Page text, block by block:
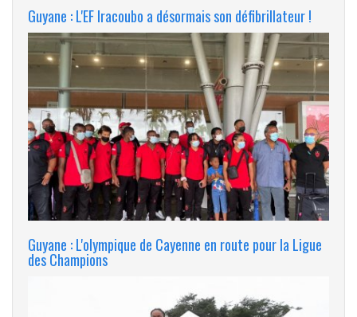
Guyane : L'EF Iracoubo a désormais son défibrillateur !
Guyane : L'olympique de Cayenne en route pour la Ligue
des Champions